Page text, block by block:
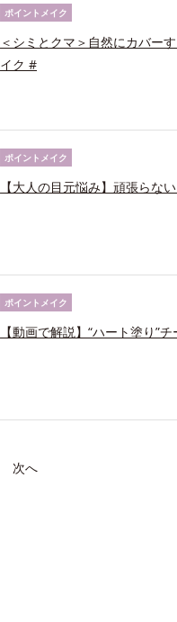
ポイントメイク
＜シミとクマ＞自然にカバー
イク #
ポイントメイク
【大人の目元悩み】頑張らな
ポイントメイク
【動画で解説】“ハート塗り”
次へ